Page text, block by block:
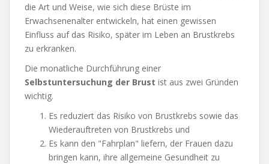
die Art und Weise, wie sich diese Brüste im
Erwachsenenalter entwickeln, hat einen gewissen
Einfluss auf das Risiko, später im Leben an Brustkrebs
zu erkranken.
Die monatliche Durchführung einer
Selbstuntersuchung der Brust ist aus zwei Gründen
wichtig.
Es reduziert das Risiko von Brustkrebs sowie das
Wiederauftreten von Brustkrebs und
Es kann den "Fahrplan" liefern, der Frauen dazu
bringen kann, ihre allgemeine Gesundheit zu